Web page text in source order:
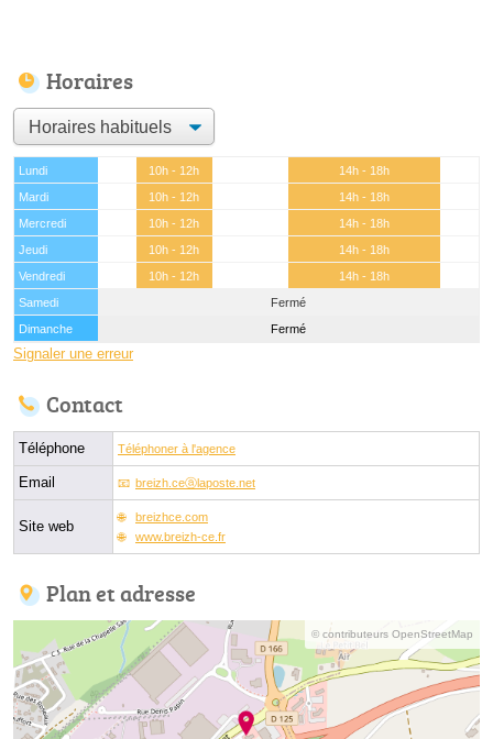
Horaires
Lundi 10h - 12h
14h - 18h
Mardi
10h - 12h
14h - 18h
Mercredi
10h - 12h
14h - 18h
Jeudi
10h - 12h
14h - 18h
Vendredi
10h - 12h
14h - 18h
Samedi
Fermé
Dimanche
Fermé
Signaler une erreur
Contact
Téléphone Téléphoner à l'agence
Email breizh.ceⓐlaposte.net
Site web
breizhce.com
www.breizh-ce.fr
Plan et adresse
© contributeurs OpenStreetMap